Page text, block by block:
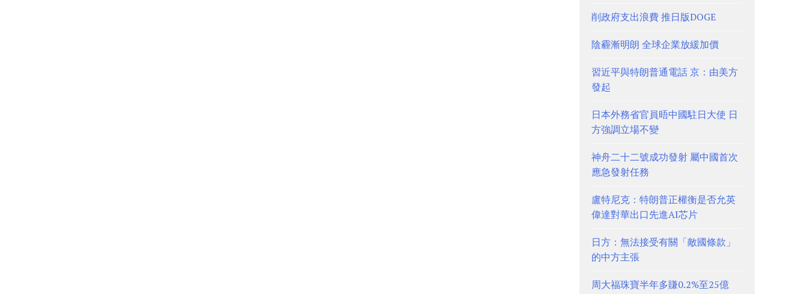
削政府支出浪費 推日版DOGE
陰霾漸明朗 全球企業放緩加價
習近平與特朗普通電話 京：由美方
發起
日本外務省官員晤中國駐日大使 日
方強調立場不變
神舟二十二號成功發射 屬中國首次
應急發射任務
盧特尼克：特朗普正權衡是否允英
偉達對華出口先進AI芯片
日方：無法接受有關「敵國條款」
的中方主張
周大福珠寶半年多賺0.2%至25億